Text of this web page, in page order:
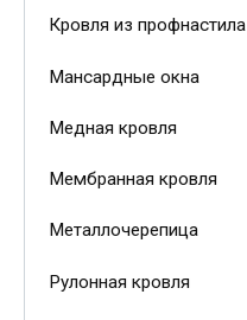
Кровля из профнастила
Мансардные окна
Медная кровля
Мембранная кровля
Металлочерепица
Рулонная кровля